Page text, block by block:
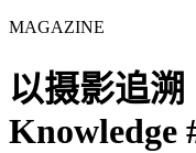
MAGAZINE
以摄影追
Knowledge